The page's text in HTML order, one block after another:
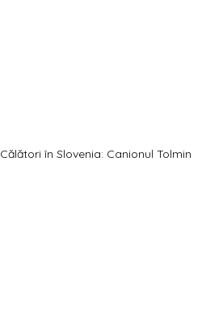
Călători în Slovenia: Canionul Tolmin